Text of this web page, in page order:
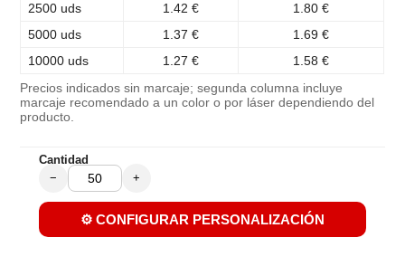
2500 uds
1.42 €
1.80 €
5000 uds
1.37 €
1.69 €
10000 uds
1.27 € 1.58 €
Precios indicados sin marcaje; segunda columna incluye
marcaje recomendado a un color o por láser dependiendo del
producto.
Cantidad
− +
⚙️ CONFIGURAR PERSONALIZACIÓN